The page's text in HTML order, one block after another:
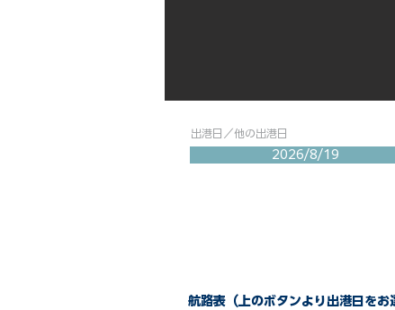
出港日／他の出港日
2026/8/19
航路表（上のボタンより出港日をお